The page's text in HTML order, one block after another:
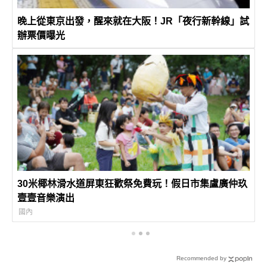
晚上從東京出發，醒來就在大阪！JR「夜行新幹線」試
辦票價曝光
30米椰林滑水道屏東狂歡祭免費玩！假日市集盧廣仲玖
壹壹音樂演出
國內
Recommended by